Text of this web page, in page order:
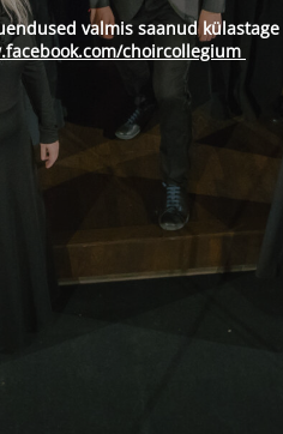
valmis saanud
choircollegium